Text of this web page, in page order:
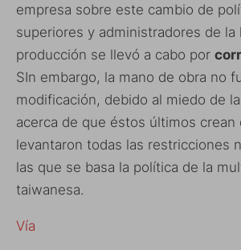
empresa sobre este cambio de
superiores y administradores de la
producción se llevó a cabo por
SIn embargo, la mano de obra no
modificación, debido al miedo de
acerca de que éstos últimos crean
levantaron todas las restricciones
las que se basa la política de la
taiwanesa.
Vía